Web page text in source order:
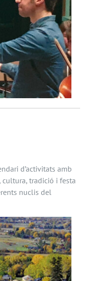
d’activitats amb
tradició i festa
nuclis del